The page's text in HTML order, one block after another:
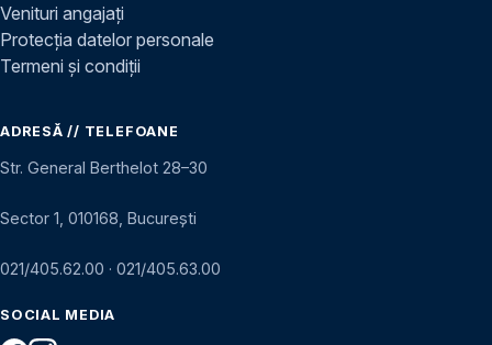
Venituri angajați
Protecția datelor personale
Termeni și condiții
ADRESĂ // TELEFOANE
Str. General Berthelot 28–30
Sector 1, 010168, București
021/405.62.00 · 021/405.63.00
SOCIAL MEDIA